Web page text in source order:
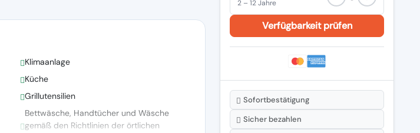
Klimaanlage
Küche
Grillutensilien
Bettwäsche, Handtücher und Wäsche
gemäß den Richtlinien der örtlichen
2 – 12 Jahre
Sofortbestätigung
Sicher bezahlen